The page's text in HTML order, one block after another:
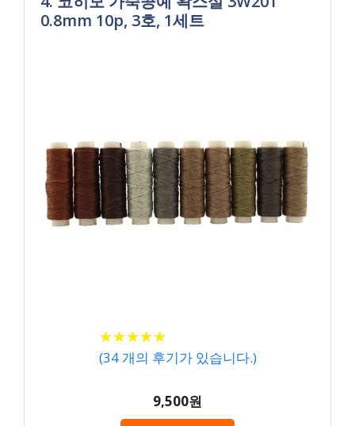
0.8mm 10p, 3호, 1세트
★★★★★
★★★★★
(34개의 후기가 있습니다.)
9,500원